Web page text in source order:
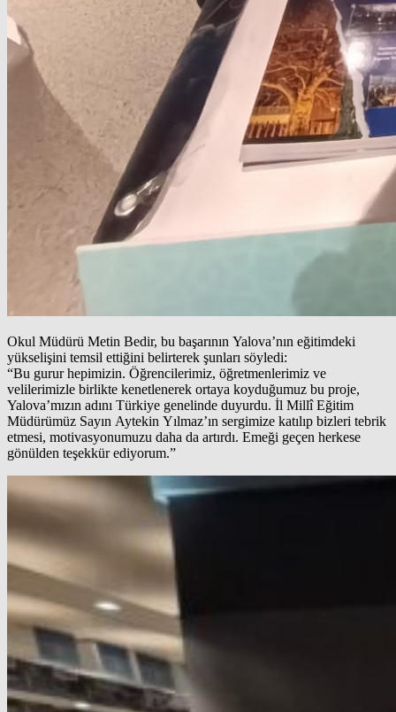
Okul Müdürü Metin Bedir, bu başarının Yalova’nın eğitimdeki
yükselişini temsil ettiğini belirterek şunları söyledi:
“Bu gurur hepimizin. Öğrencilerimiz, öğretmenlerimiz ve
velilerimizle birlikte kenetlenerek ortaya koyduğumuz bu proje,
Yalova’mızın adını Türkiye genelinde duyurdu. İl Millî Eğitim
Müdürümüz Sayın Aytekin Yılmaz’ın sergimize katılıp bizleri tebrik
etmesi, motivasyonumuzu daha da artırdı. Emeği geçen herkese
gönülden teşekkür ediyorum.”